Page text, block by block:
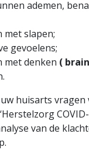
ademen,
met slapen;
gevoelens;
met denken (
huisarts vragen
van de